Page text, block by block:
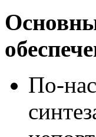
По-